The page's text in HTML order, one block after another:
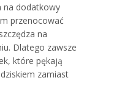
na dodatkowy
przenocować
na
Dlatego zawsze
które pękają
zamiast